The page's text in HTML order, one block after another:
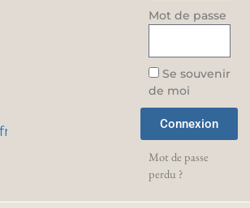
Mot de passe
Se souvenir
de moi
Connexion
Mot de passe
perdu ?